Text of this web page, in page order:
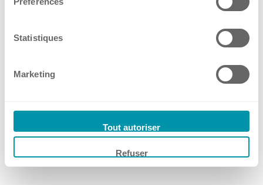
Statistiques
Marketing
Tout autoriser
Refuser
Kuhner labEquip Youtube Channel